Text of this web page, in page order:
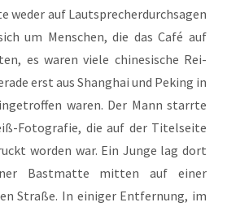
weder auf Laut­spre­cher­durch­sa­gen
um Men­schen, die das Café auf
es waren vie­le chi­ne­si­sche Rei­
erst aus Shang­hai und Peking in
waren. Der Mann starr­te
Foto­gra­fie, die auf der Titel­sei­te
wor­den war. Ein Jun­ge lag dort
Bast­mat­te mit­ten auf einer
Stra­ße. In eini­ger Ent­fer­nung, im